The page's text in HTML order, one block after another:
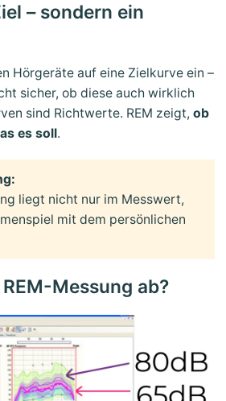
– sondern ein
Hörgeräte auf eine Zielkurve ein –
sicher, ob diese auch wirklich
sind Richtwerte. REM zeigt, ob
es soll.
liegt nicht nur im Messwert,
mit dem persönlichen
Messung ab?